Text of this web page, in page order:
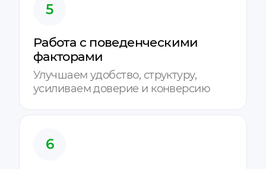
5
Работа с поведенческими
факторами
Улучшаем удобство, структуру,
усиливаем доверие и конверсию
6